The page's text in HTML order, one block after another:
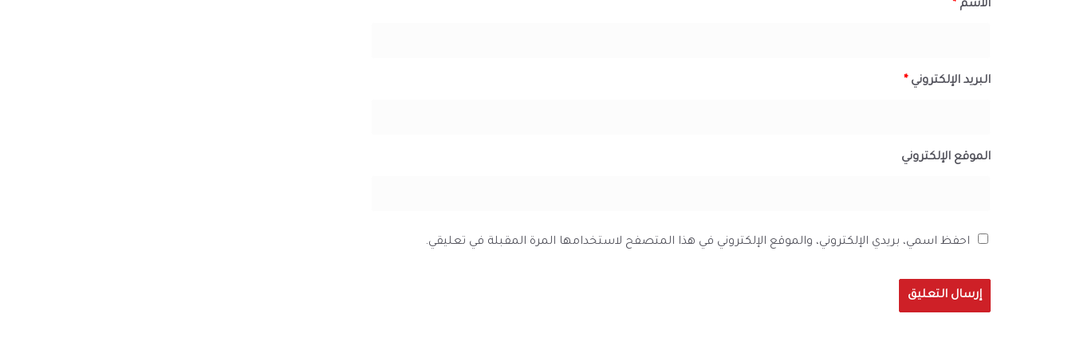
الاسم *
البريد الإلكتروني *
الموقع الإلكتروني
احفظ اسمي، بريدي الإلكتروني، والموقع الإلكتروني في هذا المتصفح لاستخدامها المرة المقبلة في تعليقي.